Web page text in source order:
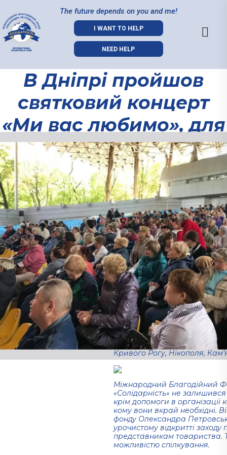
The future depends on you and me!
I WANT TO HELP
NEED HELP
В Дніпрі пройшов
святковий концерт
«Ми вас любимо», для
людей з вадами
слуху.
В Дніпрі
пройшов
святковий
концерт «Ми
вас любимо»,
для людей з
вадами слуху.
01.09.2021
Щорічно в останню неділю
день глухих. До цього дня в
любимо» для людей з
Свято провели в літньому
В цей день на концерт і
можливостями приїхали не
Днепропетровскоі області
Кривого Рогу, Нікополя,
Міжнародний Благодійний
«Солідарність» не
крім допомоги в
кому вони вкрай необхідні.
фонду Олександра
урочистому відкритті
представникам товариства.
можливістю спілкування.